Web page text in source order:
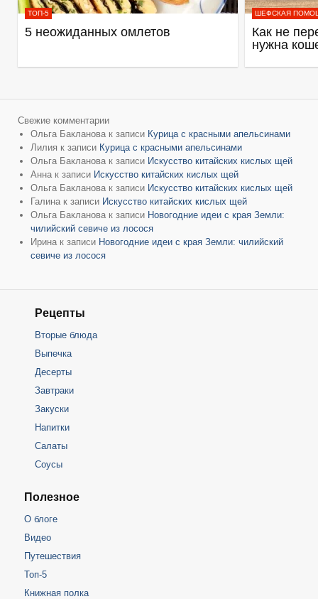
ТОП-5
5 неожиданных омлетов
ШЕФСКАЯ
Как не
нужна
Свежие комментарии
Ольга Бакланова к записи Курица с красными апельсинами
Лилия к записи Курица с красными апельсинами
Ольга Бакланова к записи Искусство китайских кислых щей
Анна к записи Искусство китайских кислых щей
Ольга Бакланова к записи Искусство китайских кислых щей
Галина к записи Искусство китайских кислых щей
Ольга Бакланова к записи Новогодние идеи с края Земли:
чилийский севиче из лосося
Ирина к записи Новогодние идеи с края Земли: чилийский
севиче из лосося
Рецепты
Вторые блюда
Выпечка
Десерты
Завтраки
Закуски
Напитки
Салаты
Соусы
Полезное
О блоге
Видео
Путешествия
Топ-5
Книжная полка